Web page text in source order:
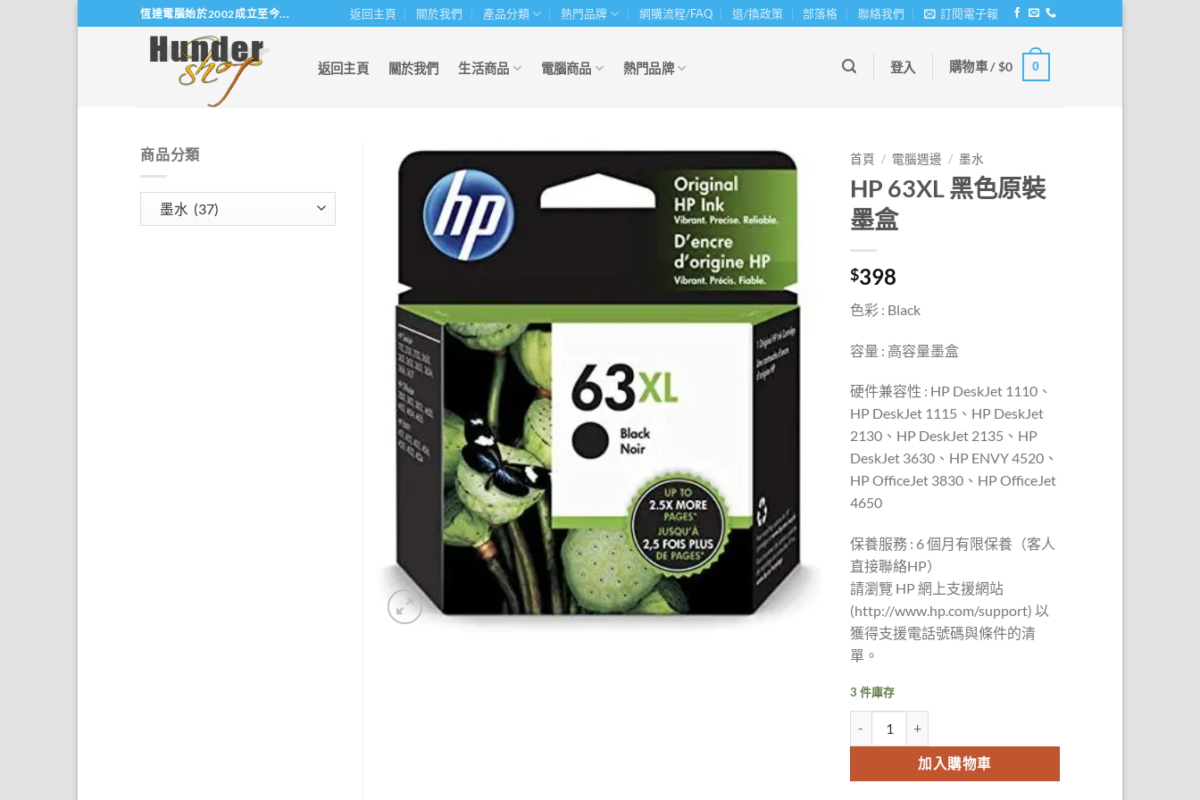
to
恆達電腦始於2002成立至今... 返回主頁 關於我們 產品分類 熱門品牌 網購流程/FAQ 退/換政策 部落格 聯絡我們 訂閱電子報
返回主頁 關於我們 生活商品 電腦商品 熱門品牌 登入 購物車 /$0 0
首頁 / 電腦週邊 / 墨水
HP 63XL 黑色原裝
墨盒
$398
色彩 : Black
容量 : 高容量墨盒
硬件兼容性 : HP DeskJet 1110、
HP DeskJet 1115、HP DeskJet
2130、HP DeskJet 2135、HP
DeskJet 3630、HP ENVY 4520、
HP OfficeJet 3830、HP OfficeJet
4650
保養服務 : 6 個月有限保養（客人
直接聯絡HP）
請瀏覽 HP 網上支援網站
(http://www.hp.com/support) 以
獲得支援電話號碼與條件的清
單。
3 件庫存
加入購物車
商品分類